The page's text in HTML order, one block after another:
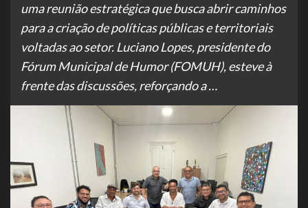
uma reunião estratégica que busca abrir caminhos
para a criação de políticas públicas e territoriais
voltadas ao setor. Luciano Lopes, presidente do
Fórum Municipal de Humor (FOMUH), esteve à
frente das discussões, reforçando a …